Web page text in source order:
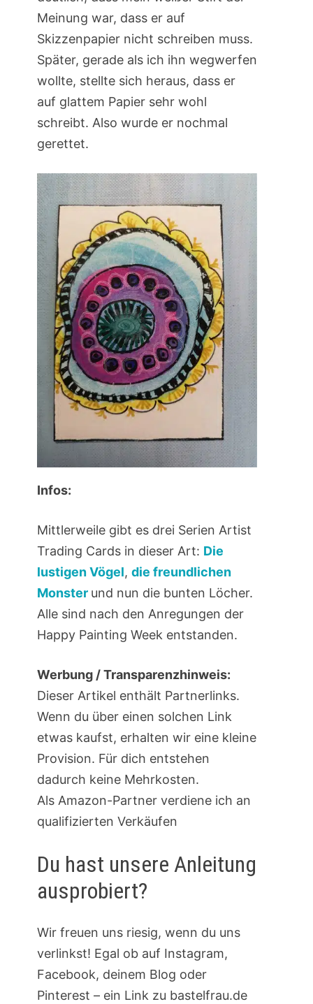
Meinung war, dass er auf
Skizzenpapier nicht schreiben muss.
Später, gerade als ich ihn wegwerfen
wollte, stellte sich heraus, dass er
auf glattem Papier sehr wohl
schreibt. Also wurde er nochmal
gerettet.
Infos:
Mittlerweile gibt es drei Serien Artist
Trading Cards in dieser Art: Die
lustigen Vögel, die freundlichen
Monster und nun die bunten Löcher.
Alle sind nach den Anregungen der
Happy Painting Week entstanden.
Werbung / Transparenzhinweis:
Dieser Artikel enthält Partnerlinks.
Wenn du über einen solchen Link
etwas kaufst, erhalten wir eine kleine
Provision. Für dich entstehen
dadurch keine Mehrkosten.
Als Amazon-Partner verdiene ich an
qualifizierten Verkäufen
Du hast unsere Anleitung
ausprobiert?
Wir freuen uns riesig, wenn du uns
verlinkst! Egal ob auf Instagram,
Facebook, deinem Blog oder
Pinterest – ein Link zu bastelfrau.de